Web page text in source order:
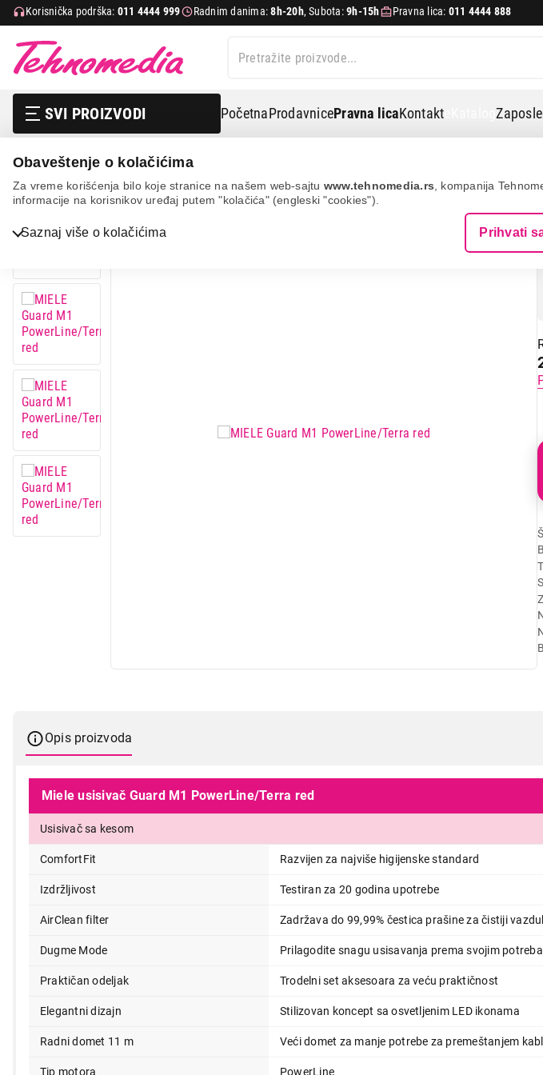
Obaveštenje o kolačićima
Za vreme korišćenja bilo koje stranice na našem web-sajtu www.tehnomedia.rs , kompanija
informacije na korisnikov uređaj putem "kolačića" (engleski "cookies").
Saznaj više o kolačićima Prihvati
Korisnička podrška: 011 4444 999 Radnim danima:8h-20h, Subota:9h-15h Pravna lica: 011 4444 888
SVI PROIZVODI PočetnaProdavnicePravna licaKontakt eKatalog
Bela tehnika
TV, audio, video i foto
IT & Gaming
Mobilni telefoni i tableti
Mali kućni aparati
Mali kuhinjski aparati
Grejanje i hlađenje
Nega tela, lepota i zdravlje
Sport i putovanje
Sve za kuću i baštu
Mali kućni aparati Usisivači
Opis proizvoda
Miele usisivač Guard M1 PowerLine/Terra red
Usisivač sa kesom
ComfortFit Razvijen za najviše higijenske standard
Izdržljivost Testiran za 20 godina upotrebe
AirClean filter Zadržava do 99,99% čestica prašine za čistiji
Dugme Mode Prilagodite snagu usisavanja prema svojim
Praktičan odeljak Trodelni set aksesoara za veću praktičnost
Elegantni dizajn Stilizovan koncept sa osvetljenim LED ikonama
Radni domet 11 m Veći domet za manje potrebe za premeštanjem
Tip motora PowerLine